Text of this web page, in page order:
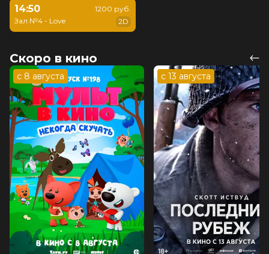
14:50
Зал №4 - Love
1200 руб.
2D
Скоро в кино
с 8 августа с 13 августа